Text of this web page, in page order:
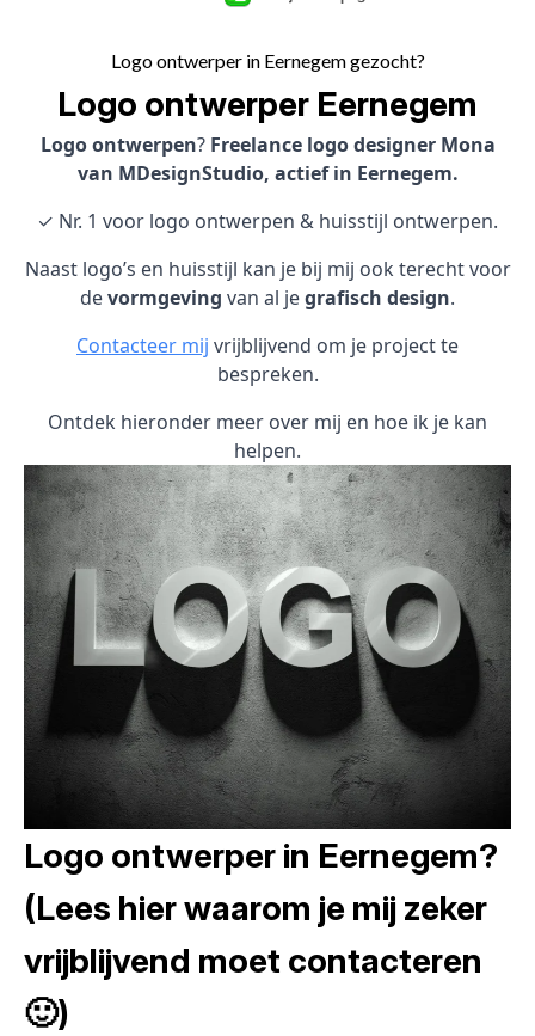
Logo ontwerper in Eernegem gezocht?
Logo ontwerper Eernegem
Logo ontwerpen? Freelance logo designer Mona
van MDesignStudio, actief in Eernegem.
✓ Nr. 1 voor logo ontwerpen & huisstijl ontwerpen.
Naast logo’s en huisstijl kan je bij mij ook terecht voor
devormgeving van al jegrafisch design.
Contacteer mij vrijblijvend om je project te
bespreken.
Ontdek hieronder meer over mij en hoe ik je kan
helpen.
Logo ontwerper in Eernegem?
(Lees hier waarom je mij zeker
vrijblijvend moet contacteren
🙂)